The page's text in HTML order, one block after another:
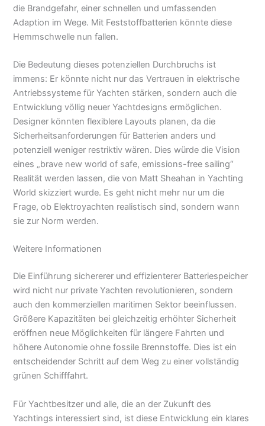
die Brandgefahr, einer schnellen und umfassenden
Adaption im Wege. Mit Feststoffbatterien könnte diese
Hemmschwelle nun fallen.
Die Bedeutung dieses potenziellen Durchbruchs ist
immens: Er könnte nicht nur das Vertrauen in elektrische
Antriebssysteme für Yachten stärken, sondern auch die
Entwicklung völlig neuer Yachtdesigns ermöglichen.
Designer könnten flexiblere Layouts planen, da die
Sicherheitsanforderungen für Batterien anders und
potenziell weniger restriktiv wären. Dies würde die Vision
eines „brave new world of safe, emissions-free sailing“
Realität werden lassen, die von Matt Sheahan in Yachting
World skizziert wurde. Es geht nicht mehr nur um die
Frage, ob Elektroyachten realistisch sind, sondern wann
sie zur Norm werden.
Weitere Informationen
Die Einführung sichererer und effizienterer Batteriespeicher
wird nicht nur private Yachten revolutionieren, sondern
auch den kommerziellen maritimen Sektor beeinflussen.
Größere Kapazitäten bei gleichzeitig erhöhter Sicherheit
eröffnen neue Möglichkeiten für längere Fahrten und
höhere Autonomie ohne fossile Brennstoffe. Dies ist ein
entscheidender Schritt auf dem Weg zu einer vollständig
grünen Schifffahrt.
Für Yachtbesitzer und alle, die an der Zukunft des
Yachtings interessiert sind, ist diese Entwicklung ein klares